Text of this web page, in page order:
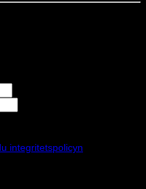
integritetspolicyn